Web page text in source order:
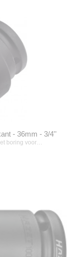
- 36mm - 3/4''
boring voor…